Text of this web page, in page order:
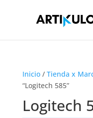
Inicio/ Tienda x
“Logitech 585”
Logitech